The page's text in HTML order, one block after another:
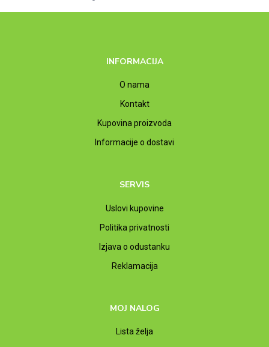
INFORMACIJA
O nama
Kontakt
Kupovina proizvoda
Informacije o dostavi
SERVIS
Uslovi kupovine
Politika privatnosti
Izjava o odustanku
Reklamacija
MOJ NALOG
Lista želja